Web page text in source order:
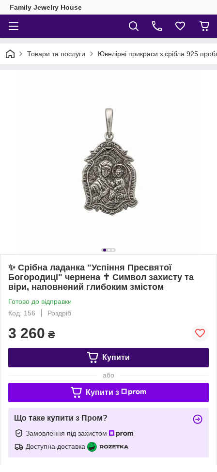
Family Jewelry House
Товари та послуги Ювелірні прикраси з срібла 925
✨ Срібна ладанка "Успіння Пресвятої
Богородиці" чернена ✝️ Символ захисту та
віри, наповнений глибоким змістом
Готово до відправки
Код: 156
Роздріб
3 260 ₴
Купити
або
Купити з
Що таке купити з Пром?
Замовлення під захистом
Доступна доставка